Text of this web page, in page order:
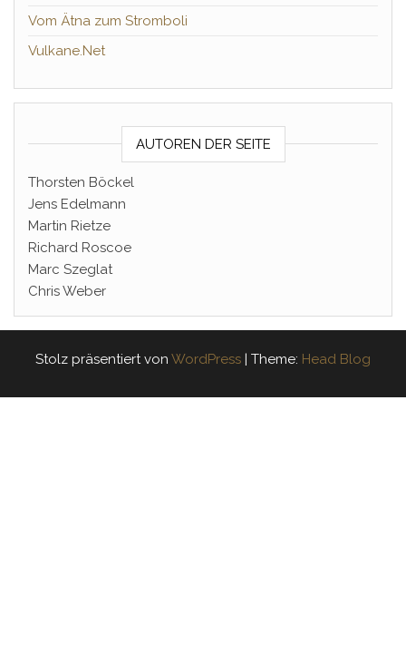
Vom Ätna zum Stromboli
Vulkane.Net
AUTOREN DER SEITE
Thorsten Böckel
Jens Edelmann
Martin Rietze
Richard Roscoe
Marc Szeglat
Chris Weber
Stolz präsentiert von WordPress | Theme: Head Blog